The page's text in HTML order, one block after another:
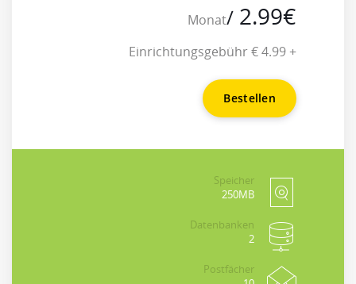
2.99€
/
Monat
+ 4.99 € Einrichtungsgebühr
Bestellen
Speicher
250MB
Datenbanken
2
Postfächer